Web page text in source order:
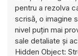
pentru a rezolva
scrisă, o imagine
nivel puțin mai
sale detaliate și
Hidden Object: